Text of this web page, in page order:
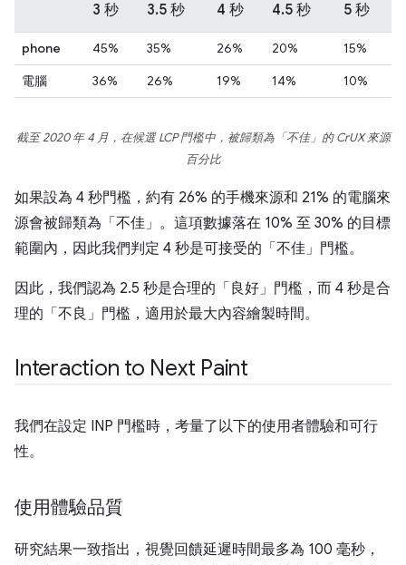
3 秒 3.5 秒 4 秒 4.5 秒 5 秒
phone 45% 35% 26% 20%
15%
電腦
36% 26% 19% 14% 10%
截至 2020 年 4 月，在候選 LCP 門檻中，被歸類為「不佳」的 CrUX 來源
百分比
如果設為 4 秒門檻，約有 26% 的手機來源和 21% 的電腦來
源會被歸類為「不佳」。這項數據落在 10% 至 30% 的目標
範圍內，因此我們判定 4 秒是可接受的「不佳」門檻。
因此，我們認為 2.5 秒是合理的「良好」門檻，而 4 秒是合
理的「不良」門檻，適用於最大內容繪製時間。
Interaction to Next Paint
我們在設定 INP 門檻時，考量了以下的使用者體驗和可行
性。
使用體驗品質
研究結果一致指出，視覺回饋延遲時間最多為 100 毫秒，